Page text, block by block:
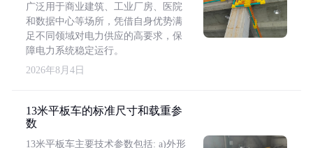
广泛用于商业建筑、工业厂房、医院
和数据中心等场所，凭借自身优势满
足不同领域对电力供应的高要求，保
障电力系统稳定运行。
2026年8月4日
13米平板车的标准尺寸和载重参
数
13米平板车主要技术参数包括: a)外形